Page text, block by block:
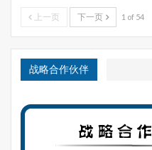
企业采伐自由度太大，有
介绍说，卑诗省政府正在重
（professional reliance）
士，借助法律、协会职业道
持续管理的一种社会管理
上一页 下一页 1 of 54
战略合作伙伴